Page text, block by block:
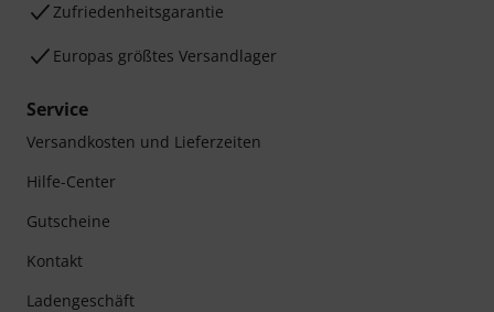
Zufriedenheitsgarantie
Europas größtes Versandlager
Service
Versandkosten und Lieferzeiten
Hilfe-Center
Gutscheine
Kontakt
Ladengeschäft